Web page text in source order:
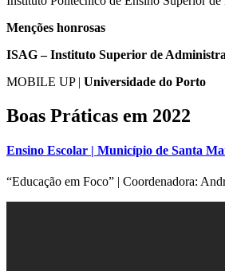
Menções honrosas
ISAG – Instituto Superior de
MOBILE UP | Universidade do Porto
Boas Práticas em 2022
Ensino Escolar | Município de Santa
“Educação em Foco” | Coordenadora: